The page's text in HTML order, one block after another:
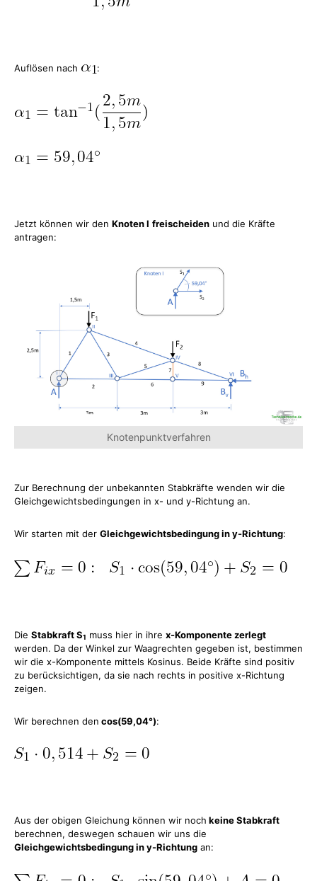
Auflösen nach :
Jetzt können wir den Knoten I freischeiden und die Kräfte
antragen:
Knotenpunktverfahren
Zur Berechnung der unbekannten Stabkräfte wenden wir die
Gleichgewichtsbedingungen in x- und y-Richtung an.
Wir starten mit der Gleichgewichtsbedingung in y-Richtung:
Die Stabkraft S1 muss hier in ihre x-Komponente zerlegt
werden. Da der Winkel zur Waagrechten gegeben ist, bestimmen
wir die x-Komponente mittels Kosinus. Beide Kräfte sind positiv
zu berücksichtigen, da sie nach rechts in positive x-Richtung
zeigen.
Wir berechnen den cos(59,04°):
Aus der obigen Gleichung können wir noch keine Stabkraft
berechnen, deswegen schauen wir uns die
Gleichgewichtsbedingung in y-Richtung an: